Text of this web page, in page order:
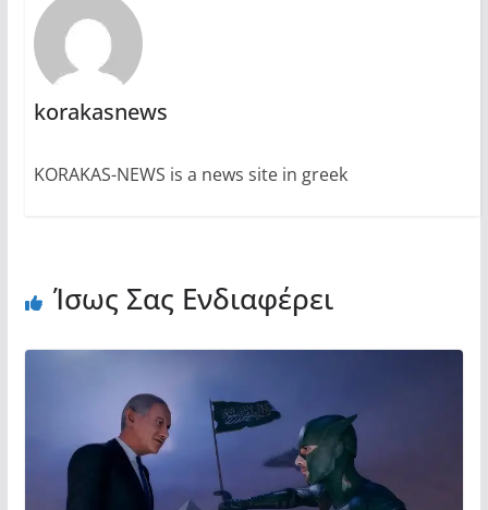
korakasnews
KORAKAS-NEWS is a news site in greek
Ίσως Σας Ενδιαφέρει